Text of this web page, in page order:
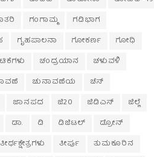
ಗಂಗಾಮ್ಮ
ಗಡಿಭಾಗ
ಗೃಹಪಾಲನಾ ಗೋಕರ್ಣ
ಗೋಧಿ
ಚಂದ್ರಯಾನ
ಚಳುವಳಿ
ಚುನಾವಣೆಯ
ಚೆಸ್
ಜಾನಪದ ಜಿ20 ಜಿಡಿಎಸ್
ಜಿಲ್ಲೆ
ಡಾ. ಡಿ ಡಿಜಿಟಲ್
ಡ್ರೋನ್
ತೀರ್ಥಕ್ಷೇತ್ರಗಳು ತೀರ್ಪು
ತುಮಕೂರಿನ